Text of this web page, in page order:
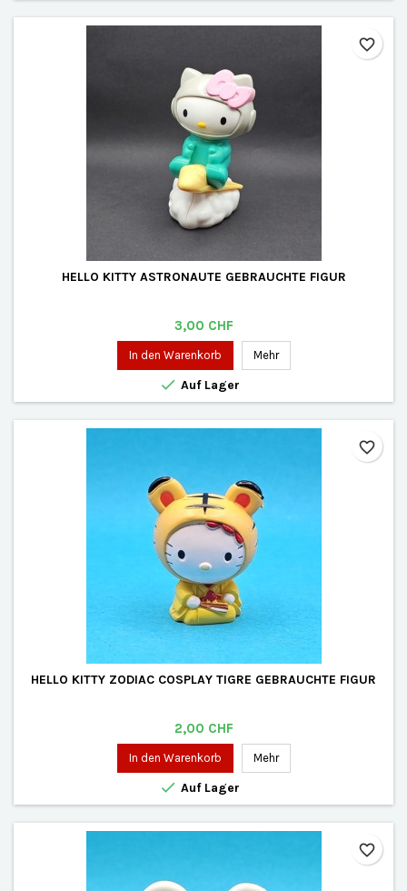
HELLO KITTY ASTRONAUTE GEBRAUCHTE FIGUR
Preis
3,00 CHF
In den Warenkorb Mehr
 Auf Lager
favorite_border
HELLO KITTY ZODIAC COSPLAY TIGRE GEBRAUCHTE FIGUR
Preis
2,00 CHF
In den Warenkorb Mehr
 Auf Lager
favorite_border
favorite_border